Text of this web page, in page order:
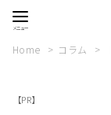
Home コラム
【PR】